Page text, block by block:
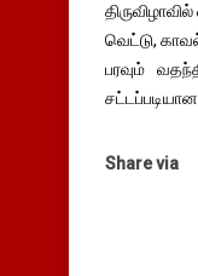
வெட்டு,
பரவும்
Share via